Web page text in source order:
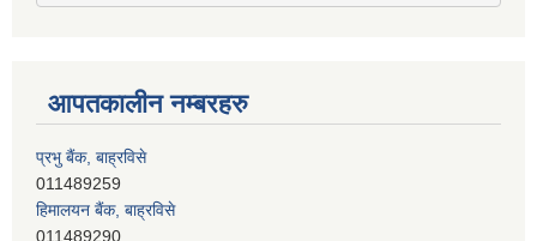
आपतकालीन नम्बरहरु
प्रभु बैंक, बाह्रविसे
011489259
हिमालयन बैंक, बाह्रविसे
011489290